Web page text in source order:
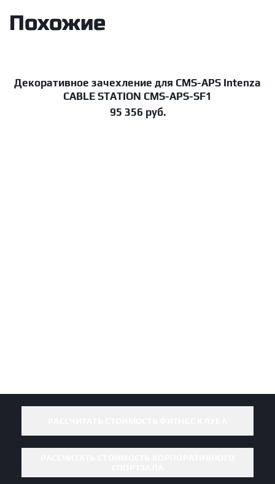
Похожие
В корзину
Декоративное зачехление для CMS-APS Intenza
CABLE STATION CMS-APS-SF1
95 356 руб.